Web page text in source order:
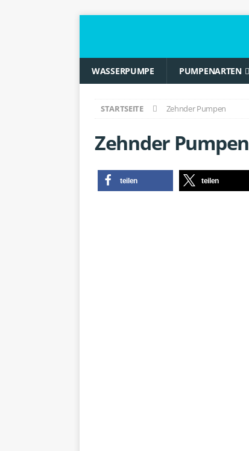
WASSERPUMPE PUMPENARTEN
STARTSEITE Zehnder Pumpen
Zehnder Pumpen
teilen teilen